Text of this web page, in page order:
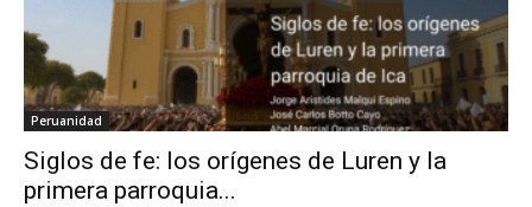
Peruanidad
Siglos de fe: los orígenes de Luren y la
primera parroquia...